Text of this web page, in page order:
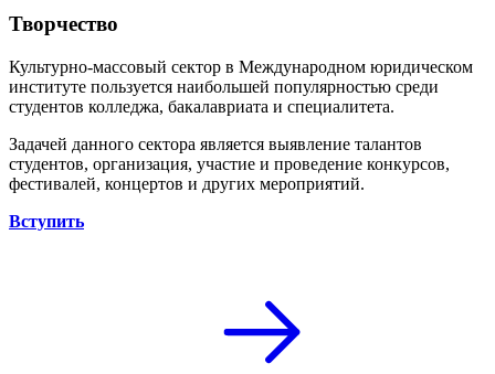
Творчество
Культурно-массовый сектор в Международном юридическом
институте пользуется наибольшей популярностью среди
студентов колледжа, бакалавриата и специалитета.
Задачей данного сектора является выявление талантов
студентов, организация, участие и проведение конкурсов,
фестивалей, концертов и других мероприятий.
Вступить